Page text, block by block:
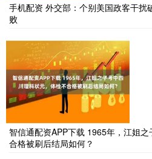
手机配资 外交部：个别美国政客干扰
败
智信通配资APP下载 1965年，江姐
合格被刷后结局如何？